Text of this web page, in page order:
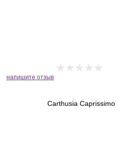
напишите отзыв
Carthusia Caprissimo